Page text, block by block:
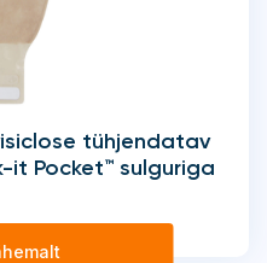
tühjendatav
Pocket™ sulguriga